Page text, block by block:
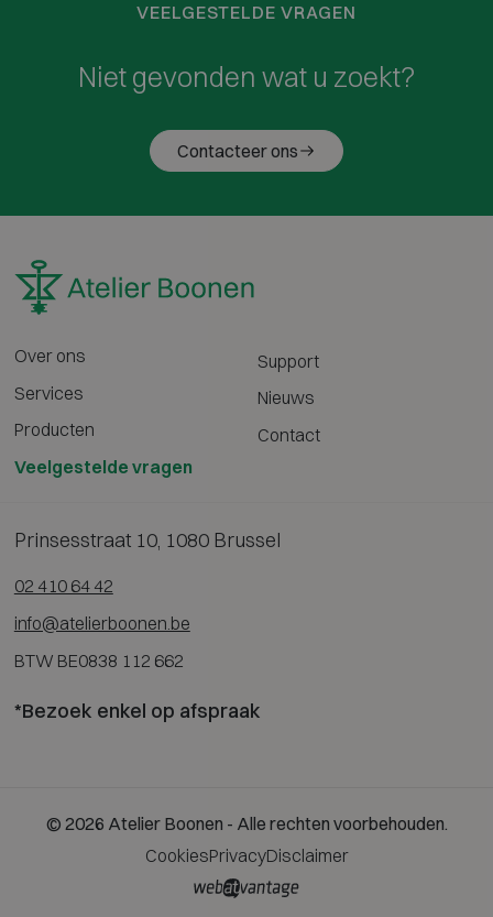
VEELGESTELDE VRAGEN
Niet gevonden wat u zoekt?
Contacteer ons
Over ons
Services
Producten
Veelgestelde vragen
Support
Nieuws
Contact
Prinsesstraat 10, 1080 Brussel
02 410 64 42
info@atelierboonen.be
BTW BE0838 112 662
*Bezoek enkel op afspraak
© 2026 Atelier Boonen - Alle rechten voorbehouden.
CookiesPrivacyDisclaimer